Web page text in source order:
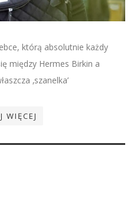
którą absolutnie każdy
między Hermes Birkin a
‚szanelka’
WIĘCEJ